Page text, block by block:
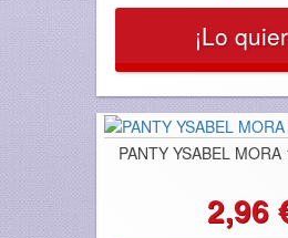
¡Lo
PANTY YSABEL
2,96